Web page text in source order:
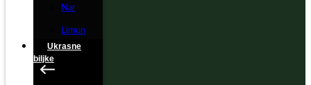
Nar
Limun
Ukrasne
biljke